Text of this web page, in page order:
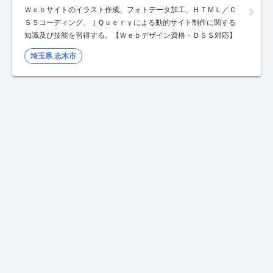
Ｗｅｂサイトのイラスト作成、フォトデータ加工、ＨＴＭＬ／Ｃ
ＳＳコーディング、ｊＱｕｅｒｙによる動的サイト制作に関する
知識及び技能を習得する。【Ｗｅｂデザイン資格・ＤＳＳ対応】
埼玉県 志木市